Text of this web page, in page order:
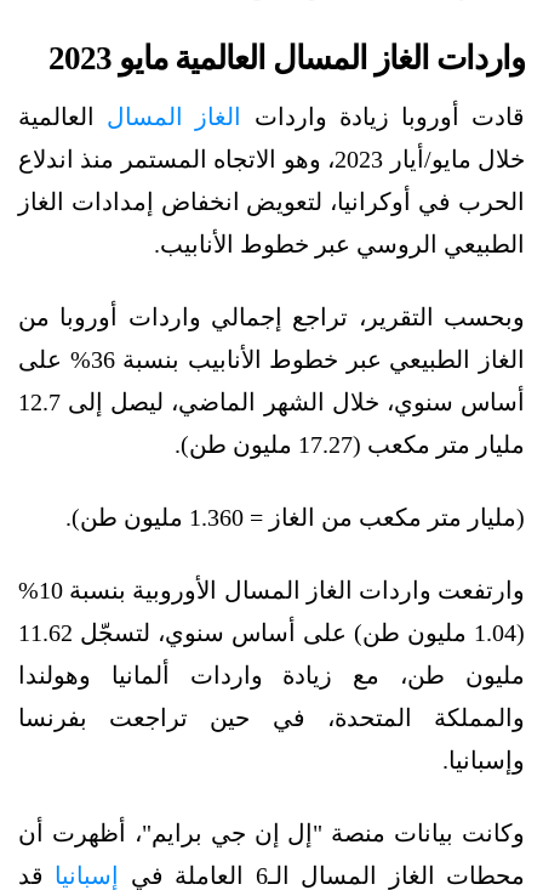
واردات الغاز المسال العالمية مايو 2023
قادت أوروبا زيادة واردات الغاز المسال العالمية
خلال مايو/أيار 2023، وهو الاتجاه المستمر منذ اندلاع
الحرب في أوكرانيا، لتعويض انخفاض إمدادات الغاز
الطبيعي الروسي عبر خطوط الأنابيب.
وبحسب التقرير، تراجع إجمالي واردات أوروبا من
الغاز الطبيعي عبر خطوط الأنابيب بنسبة 36% على
أساس سنوي، خلال الشهر الماضي، ليصل إلى 12.7
مليار متر مكعب (17.27 مليون طن).
(مليار متر مكعب من الغاز = 1.360 مليون طن).
وارتفعت واردات الغاز المسال الأوروبية بنسبة 10%
(1.04 مليون طن) على أساس سنوي، لتسجّل 11.62
مليون طن، مع زيادة واردات ألمانيا وهولندا
والمملكة المتحدة، في حين تراجعت بفرنسا
وإسبانيا.
وكانت بيانات منصة "إل إن جي برايم"، أظهرت أن
محطات الغاز المسال الـ6 العاملة في
إسبانيا قد